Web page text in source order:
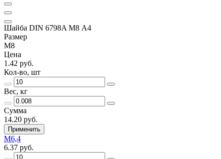
Шайба DIN 6798A М8 А4
Размер
М8
Цена
1.42 руб.
Кол-во, шт
Вес, кг
Сумма
14.20 руб.
Применить
М6,4
6.37 руб.